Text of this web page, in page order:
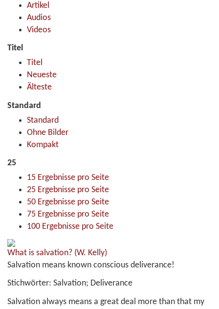
Artikel
Audios
Videos
Titel
Titel
Neueste
Älteste
Standard
Standard
Ohne Bilder
Kompakt
25
15 Ergebnisse pro Seite
25 Ergebnisse pro Seite
50 Ergebnisse pro Seite
75 Ergebnisse pro Seite
100 Ergebnisse pro Seite
What is salvation? (W. Kelly)
Salvation means known conscious deliverance!
Stichwörter: Salvation; Deliverance
Salvation always means a great deal more than that my